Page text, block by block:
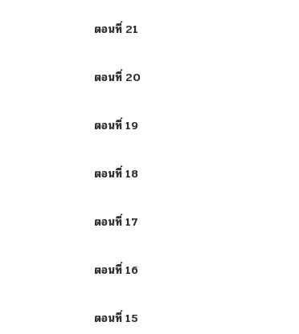
ตอนที่ 21
ตอนที่ 20
ตอนที่ 19
ตอนที่ 18
ตอนที่ 17
ตอนที่ 16
ตอนที่ 15